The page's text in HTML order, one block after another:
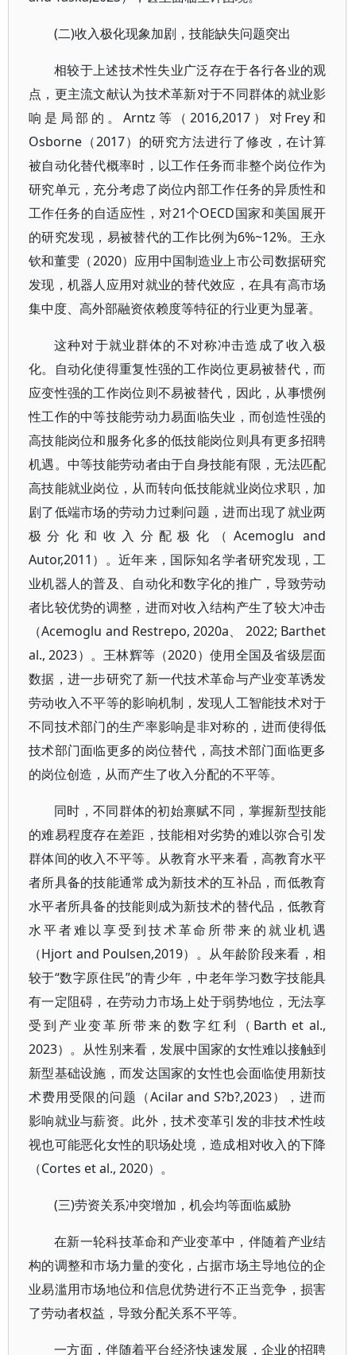
(二)收入极化现象加剧，技能缺失问题突出
相较于上述技术性失业广泛存在于各行各业的观
点，更主流文献认为技术革新对于不同群体的就业影
响是局部的。Arntz等（2016,2017）对Frey和
Osborne（2017）的研究方法进行了修改，在计算
被自动化替代概率时，以工作任务而非整个岗位作为
研究单元，充分考虑了岗位内部工作任务的异质性和
工作任务的自适应性，对21个OECD国家和美国展开
的研究发现，易被替代的工作比例为6%~12%。王永
钦和董雯（2020）应用中国制造业上市公司数据研究
发现，机器人应用对就业的替代效应，在具有高市场
集中度、高外部融资依赖度等特征的行业更为显著。
这种对于就业群体的不对称冲击造成了收入极
化。自动化使得重复性强的工作岗位更易被替代，而
应变性强的工作岗位则不易被替代，因此，从事惯例
性工作的中等技能劳动力易面临失业，而创造性强的
高技能岗位和服务化多的低技能岗位则具有更多招聘
机遇。中等技能劳动者由于自身技能有限，无法匹配
高技能就业岗位，从而转向低技能就业岗位求职，加
剧了低端市场的劳动力过剩问题，进而出现了就业两
极分化和收入分配极化（Acemoglu and
Autor,2011）。近年来，国际知名学者研究发现，工
业机器人的普及、自动化和数字化的推广，导致劳动
者比较优势的调整，进而对收入结构产生了较大冲击
（Acemoglu and Restrepo, 2020a、 2022; Barthet
al., 2023）。王林辉等（2020）使用全国及省级层面
数据，进一步研究了新一代技术革命与产业变革诱发
劳动收入不平等的影响机制，发现人工智能技术对于
不同技术部门的生产率影响是非对称的，进而使得低
技术部门面临更多的岗位替代，高技术部门面临更多
的岗位创造，从而产生了收入分配的不平等。
同时，不同群体的初始禀赋不同，掌握新型技能
的难易程度存在差距，技能相对劣势的难以弥合引发
群体间的收入不平等。从教育水平来看，高教育水平
者所具备的技能通常成为新技术的互补品，而低教育
水平者所具备的技能则成为新技术的替代品，低教育
水平者难以享受到技术革命所带来的就业机遇
（Hjort and Poulsen,2019）。从年龄阶段来看，相
较于“数字原住民”的青少年，中老年学习数字技能具
有一定阻碍，在劳动力市场上处于弱势地位，无法享
受到产业变革所带来的数字红利（Barth et al.,
2023）。从性别来看，发展中国家的女性难以接触到
新型基础设施，而发达国家的女性也会面临使用新技
术费用受限的问题（Acilar and S?b?,2023），进而
影响就业与薪资。此外，技术变革引发的非技术性歧
视也可能恶化女性的职场处境，造成相对收入的下降
（Cortes et al., 2020）。
(三)劳资关系冲突增加，机会均等面临威胁
在新一轮科技革命和产业变革中，伴随着产业结
构的调整和市场力量的变化，占据市场主导地位的企
业易滥用市场地位和信息优势进行不正当竞争，损害
了劳动者权益，导致分配关系不平等。
一方面，伴随着平台经济快速发展，企业的招聘